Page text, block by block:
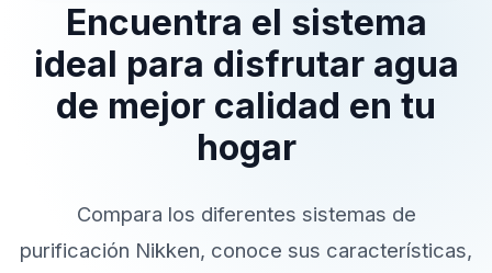
Encuentra el sistema
ideal para disfrutar agua
de mejor calidad en tu
hogar
Compara los diferentes sistemas de
purificación Nikken, conoce sus características,